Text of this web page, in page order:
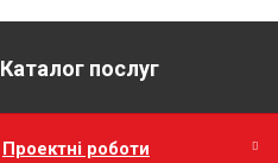
Каталог послуг
Проектні роботи